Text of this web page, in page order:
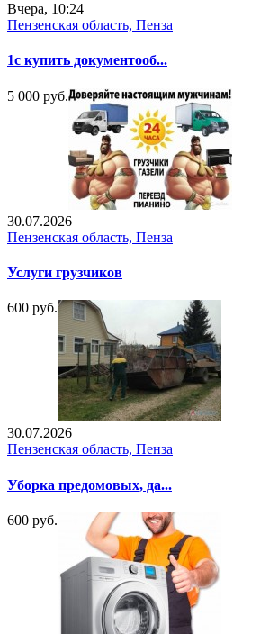
Вчера, 10:24
Пензенская область, Пенза
1с купить документооб...
5 000 руб.
30.07.2026
Пензенская область, Пенза
Услуги грузчиков
600 руб.
30.07.2026
Пензенская область, Пенза
Уборка предомовых, да...
600 руб.